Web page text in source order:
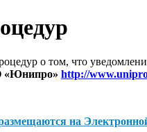
о том, что
«Юнипро» http://
на